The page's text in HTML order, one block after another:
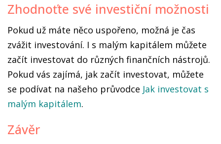
Zhodnoťte své investiční možnosti
Pokud už máte něco uspořeno, možná je čas
zvážit investování. I s malým kapitálem můžete
začít investovat do různých finančních nástrojů.
Pokud vás zajímá, jak začít investovat, můžete
se podívat na našeho průvodce Jak investovat s
malým kapitálem.
Závěr